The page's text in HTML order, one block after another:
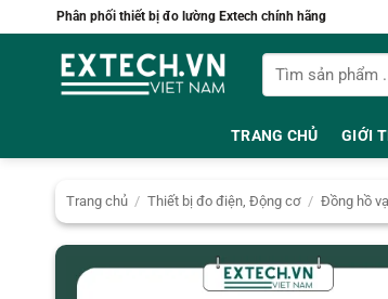
qua
Phân phối thiết bị đo lường Extech chính hãng
Tìm
kiếm:
TRANG CHỦ GIỚI
Trang chủ / Thiết bị đo điện, Động cơ / Đồng hồ